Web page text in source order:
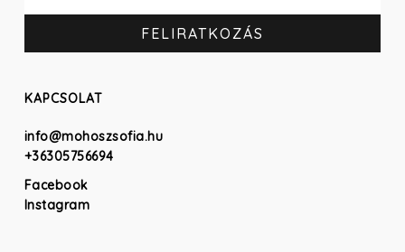
KAPCSOLAT
info@mohoszsofia.hu
+36305756694
Facebook
Instagram